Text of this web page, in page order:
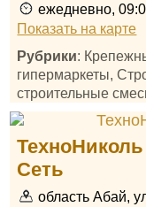
ежедневно,
Показать на карте
Рубрики:
гипермаркеты,
строительные
Сеть
область Абай,